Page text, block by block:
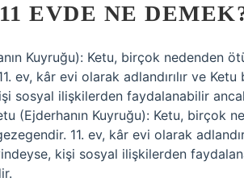
EVDE NE
Kuyruğu): Ketu, birçok nedenden
ev, kâr evi olarak adlandırılır ve
sosyal ilişkilerden faydalanabilir
(Ejderhanın Kuyruğu): Ketu, birçok
11. ev, kâr evi olarak
kişi sosyal ilişkilerden